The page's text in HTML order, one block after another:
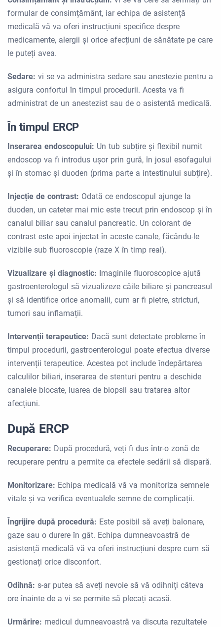
formular de consimțământ, iar echipa de asistență
medicală vă va oferi instrucțiuni specifice despre
medicamente, alergii și orice afecțiuni de sănătate pe care
le puteți avea.
Sedare: vi se va administra sedare sau anestezie pentru a
asigura confortul în timpul procedurii. Acesta va fi
administrat de un anestezist sau de o asistentă medicală.
În timpul ERCP
Inserarea endoscopului: Un tub subțire și flexibil numit
endoscop va fi introdus ușor prin gură, în josul esofagului
și în stomac și duoden (prima parte a intestinului subțire).
Injecție de contrast: Odată ce endoscopul ajunge la
duoden, un cateter mai mic este trecut prin endoscop și în
canalul biliar sau canalul pancreatic. Un colorant de
contrast este apoi injectat în aceste canale, făcându-le
vizibile sub fluoroscopie (raze X în timp real).
Vizualizare și diagnostic: Imaginile fluoroscopice ajută
gastroenterologul să vizualizeze căile biliare și pancreasul
și să identifice orice anomalii, cum ar fi pietre, stricturi,
tumori sau inflamații.
Intervenții terapeutice: Dacă sunt detectate probleme în
timpul procedurii, gastroenterologul poate efectua diverse
intervenții terapeutice. Acestea pot include îndepărtarea
calculilor biliari, inserarea de stenturi pentru a deschide
canalele blocate, luarea de biopsii sau tratarea altor
afecțiuni.
După ERCP
Recuperare: După procedură, veți fi dus într-o zonă de
recuperare pentru a permite ca efectele sedării să dispară.
Monitorizare: Echipa medicală vă va monitoriza semnele
vitale și va verifica eventualele semne de complicații.
Îngrijire după procedură: Este posibil să aveți balonare,
gaze sau o durere în gât. Echipa dumneavoastră de
asistență medicală vă va oferi instrucțiuni despre cum să
gestionați orice disconfort.
Odihnă: s-ar putea să aveți nevoie să vă odihniți câteva
ore înainte de a vi se permite să plecați acasă.
Urmărire: medicul dumneavoastră va discuta rezultatele